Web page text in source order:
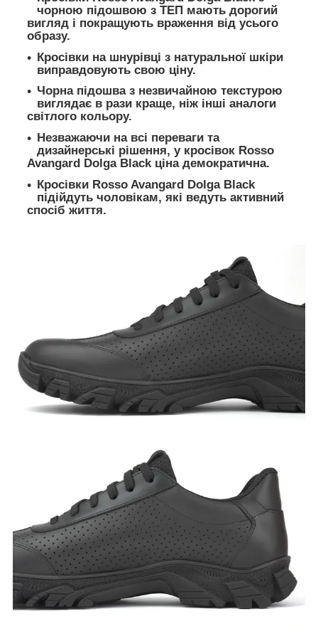
чорною підошвою з ТЕП мають дорогий
вигляд і покращують враження від усього
образу.
Кросівки на шнурівці з натуральної шкіри
виправдовують свою ціну.
Чорна підошва з незвичайною текстурою
виглядає в рази краще, ніж інші аналоги
світлого кольору.
Незважаючи на всі переваги та
дизайнерські рішення, у кросівок Rosso
Avangard Dolga Black ціна демократична.
Кросівки Rosso Avangard Dolga Black
підійдуть чоловікам, які ведуть активний
спосіб життя.